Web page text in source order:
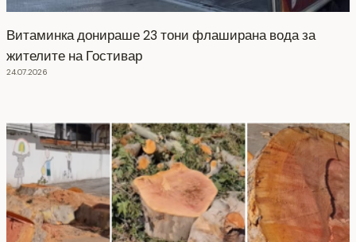
Витаминка донираше 23 тони флаширана вода за
жителите на Гостивар
24.07.2026